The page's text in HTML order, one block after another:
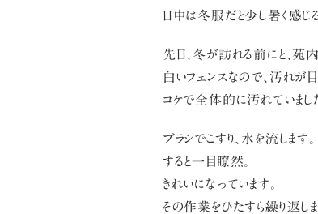
日中は冬服だと少し暑く感じ
先日、冬が訪れる前にと、苑
白いフェンスなので、汚れが目
コケで全体的に汚れていまし
ブラシでこすり、水を流します。
すると一目瞭然。
きれいになっています。
その作業をひたすら繰り返しま